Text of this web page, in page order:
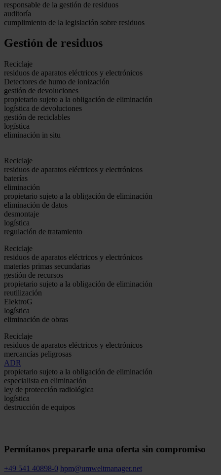
responsable de la gestión de residuos
auditoría
cumplimiento de la legislación sobre residuos
Gestión de residuos
Reciclaje
residuos de aparatos eléctricos y electrónicos
Detectores de humo de ionización
gestión de devoluciones
propietario sujeto a la obligación de eliminación
logística de devoluciones
gestión de reciclables
logística
eliminación in situ
Reciclaje
residuos de aparatos eléctricos y electrónicos
baterías
eliminación
propietario sujeto a la obligación de eliminación
eliminación de datos
desmontaje
logística
regulación de tratamiento
Reciclaje
residuos de aparatos eléctricos y electrónicos
materias primas secundarias
gestión de recursos
propietario sujeto a la obligación de eliminación
reutilización
ElektroG
logística
eliminación de obras
Reciclaje
residuos de aparatos eléctricos y electrónicos
mercancías peligrosas
ADR
propietario sujeto a la obligación de eliminación
especialista en eliminación
ley de protección radiológica
logística
destrucción de equipos
Permítanos prepararle una oferta sin compromiso
+49 541 40898-0 hpm@umweltmanager.net